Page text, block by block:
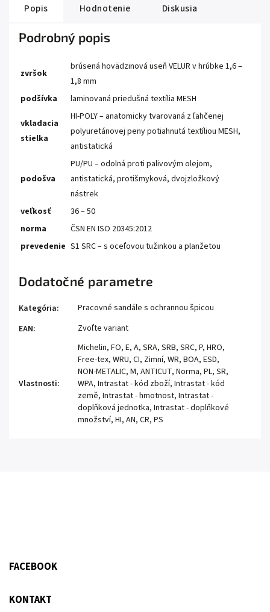
Popis Hodnotenie Diskusia
Podrobný popis
zvršok
brúsená hovädzinová useň VELUR v hrúbke 1,6 –
1,8 mm
podšívka
laminovaná priedušná textília MESH
vkladacia
stielka
HI-POLY – anatomicky tvarovaná z ľahčenej
polyuretánovej peny potiahnutá textíliou MESH,
antistatická
podošva
PU/PU – odolná proti palivovým olejom,
antistatická, protišmyková, dvojzložkový
nástrek
veľkosť
36 – 50
norma
ČSN EN ISO 20345:2012
prevedenie S1 SRC – s oceľovou tužinkou a planžetou
Dodatočné parametre
Kategória:
Pracovné sandále s ochrannou špicou
EAN: Zvoľte variant
Vlastnosti:
Michelin, FO, E, A, SRA, SRB, SRC, P, HRO,
Free-tex, WRU, CI, Zimní, WR, BOA, ESD,
NON-METALIC, M, ANTICUT, Norma, PL, SR,
WPA, Intrastat - kód zboží, Intrastat - kód
země, Intrastat - hmotnost, Intrastat -
doplňková jednotka, Intrastat - doplňkové
množství, HI, AN, CR, PS
FACEBOOK
KONTAKT